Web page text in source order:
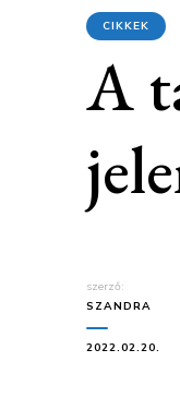
CIKKEK
A
szerző:
SZANDRA
2022.02.20.